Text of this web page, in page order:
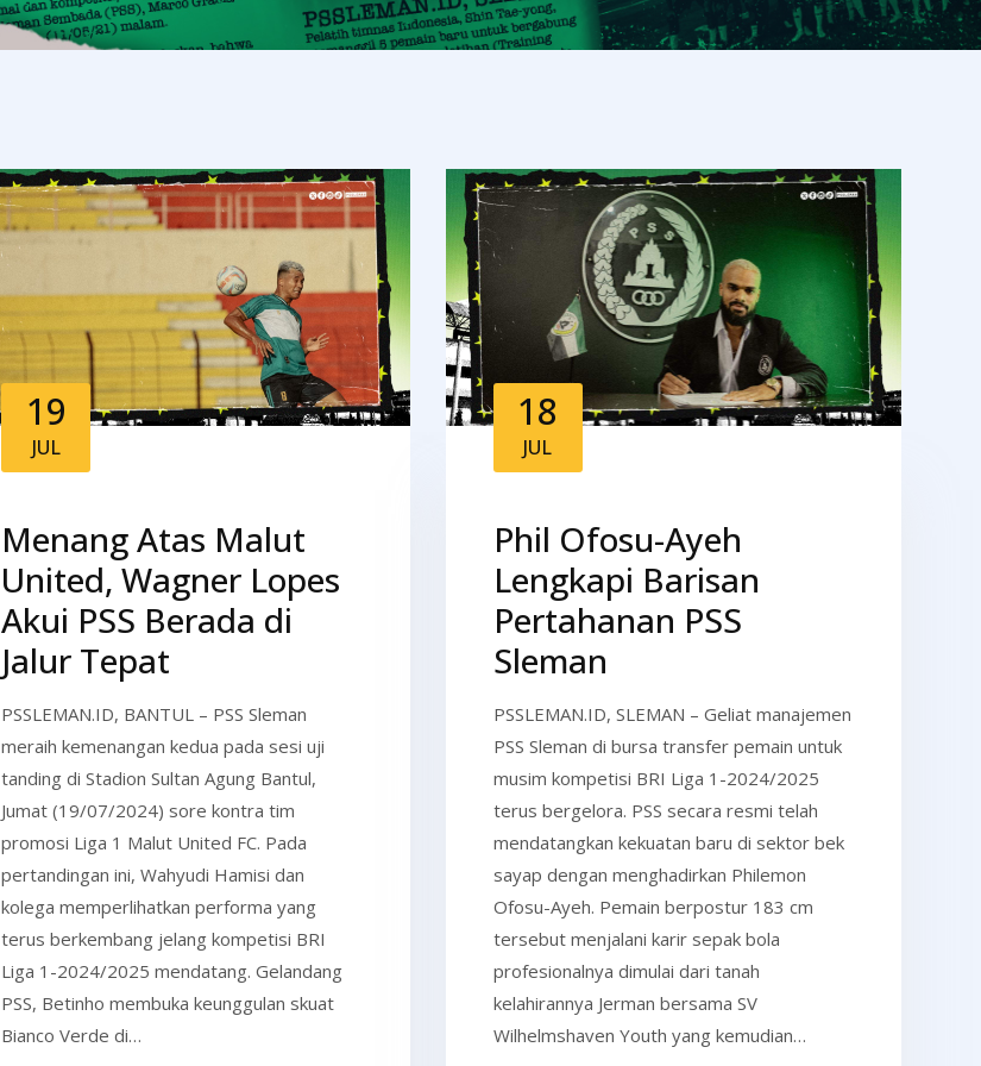
19
JUL
Menang Atas Malut
United, Wagner Lopes
Akui PSS Berada di
Jalur Tepat
PSSLEMAN.ID, BANTUL – PSS Sleman
meraih kemenangan kedua pada sesi uji
tanding di Stadion Sultan Agung Bantul,
Jumat (19/07/2024) sore kontra tim
promosi Liga 1 Malut United FC. Pada
pertandingan ini, Wahyudi Hamisi dan
kolega memperlihatkan performa yang
terus berkembang jelang kompetisi BRI
Liga 1-2024/2025 mendatang. Gelandang
PSS, Betinho membuka keunggulan skuat
Bianco Verde di…
18
JUL
Phil Ofosu-Ayeh
Lengkapi Barisan
Pertahanan PSS
Sleman
PSSLEMAN.ID, SLEMAN – Geliat manajemen
PSS Sleman di bursa transfer pemain untuk
musim kompetisi BRI Liga 1-2024/2025
terus bergelora. PSS secara resmi telah
mendatangkan kekuatan baru di sektor bek
sayap dengan menghadirkan Philemon
Ofosu-Ayeh. Pemain berpostur 183 cm
tersebut menjalani karir sepak bola
profesionalnya dimulai dari tanah
kelahirannya Jerman bersama SV
Wilhelmshaven Youth yang kemudian…